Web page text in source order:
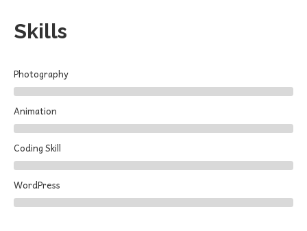
Skills
Photography
Animation
Coding Skill
WordPress